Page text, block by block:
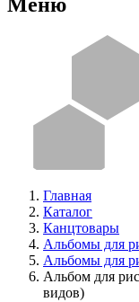
Главная
Каталог
Канцтовары
Альбомы для
Альбомы для
Альбом для
видов)